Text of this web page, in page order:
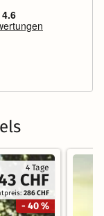
4 Tage
CHF
286 CHF
- 40 %